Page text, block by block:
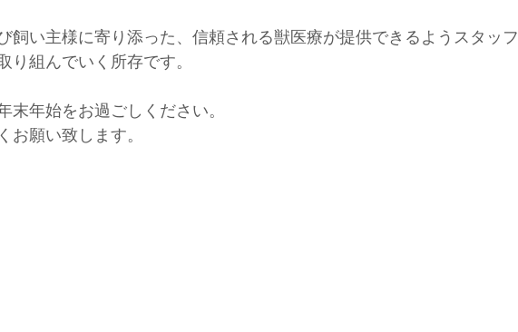
飼い主様に寄り添った、信頼される獣医療が提供できるようスタッフ
り組んでいく所存です。
末年始をお過ごしください。
お願い致します。